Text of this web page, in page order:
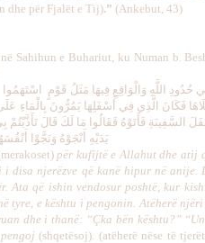
dhe për Fjalët e Tij).” (Ankebut, 43)
Sahihun e Buhariut, ku Numan b.
حُدُودِ اللَّهِ وَالْوَاقِعِ فِيهَا مَثَلُ قَوْمٍ
فَكَانَ الَّذِي فِي أَسْفَلِهَا يَمُرُّونَ بِالْمَاءِ عَلَى
السَّفِينَةِ فَأَتَوْهُ فَقَالُوا مَا لَكَ قَالَ تَأَذَّيْتُمْ
يَدَيْهِ أَنْجَوْهُ وَنَجَّوْا
për kufijtë e Allahut dhe atij
i disa njerëzve që kanë hipur në anije.
Ata që ishin vendosur poshtë, kur
tyre, e kështu i pengonin. Atëherë njëri
dhe i thanë: “Çka bën kështu?”
pengoj(shqetësoj). (atëherë nëse të